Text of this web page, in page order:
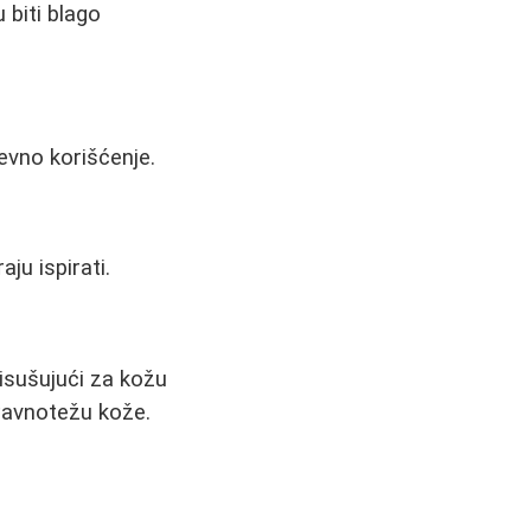
biti blago
korišćenje.
ispirati.
za kožu
kože.